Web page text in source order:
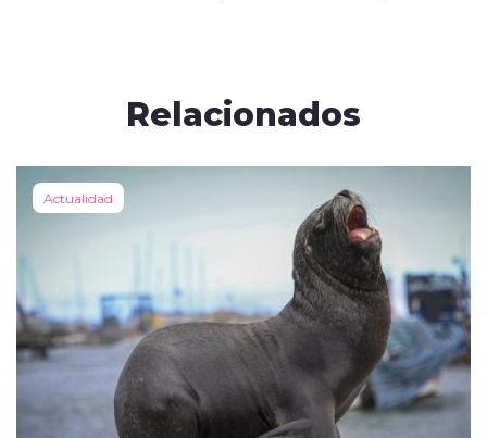
Relacionados
Actualidad